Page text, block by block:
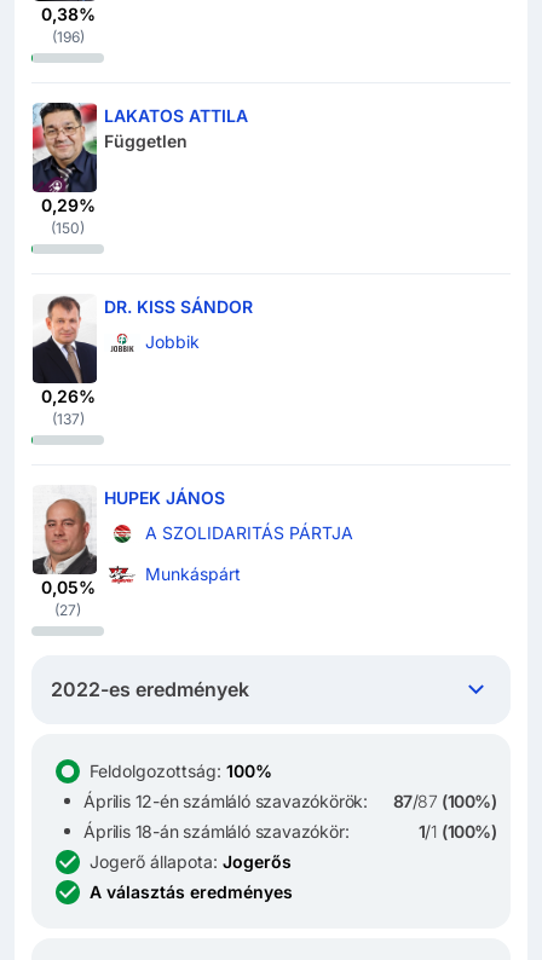
0,38%
(196)
0,29%
(150)
LAKATOS ATTILA
Független
0,26%
(137)
DR. KISS SÁNDOR
Jobbik
0,05%
(27)
HUPEK JÁNOS
A SZOLIDARITÁS PÁRTJA
Munkáspárt
2022-es eredmények
Feldolgozottság: 100%
Április 12-én számláló szavazókörök:
87/87 (100%)
Április 18-án számláló szavazókör:
1/1 (100%)
Jogerő állapota: Jogerős
A választás eredményes